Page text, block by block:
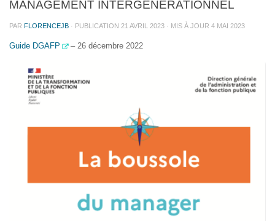
MANAGEMENT INTERGÉNÉRATIONNEL
PAR FLORENCEJB · PUBLICATION 21 AVRIL 2023 · MIS À JOUR 4 MAI 2023
Guide DGAFP – 26 décembre 2022